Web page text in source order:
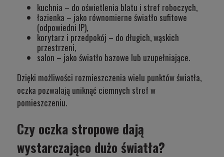
kuchnia – do oświetlenia blatu i stref roboczych,
łazienka – jako równomierne światło sufitowe
(odpowiedni IP),
korytarz i przedpokój – do długich, wąskich
przestrzeni,
salon – jako światło bazowe lub uzupełniające.
Dzięki możliwości rozmieszczenia wielu punktów światła,
oczka pozwalają uniknąć ciemnych stref w
pomieszczeniu.
Czy oczka stropowe dają
wystarczająco dużo światła?